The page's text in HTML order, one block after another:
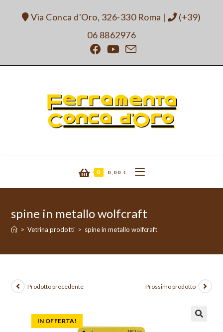
Via Conca d'Oro, 326-330 Roma |
(+39)
06 8862976
0 0,00 €
spine in metallo wolfcraft
> Vetrina prodotti > spine in metallo wolfcraft
IN OFFERTA!
Prodotto precedente Prossimo prodotto